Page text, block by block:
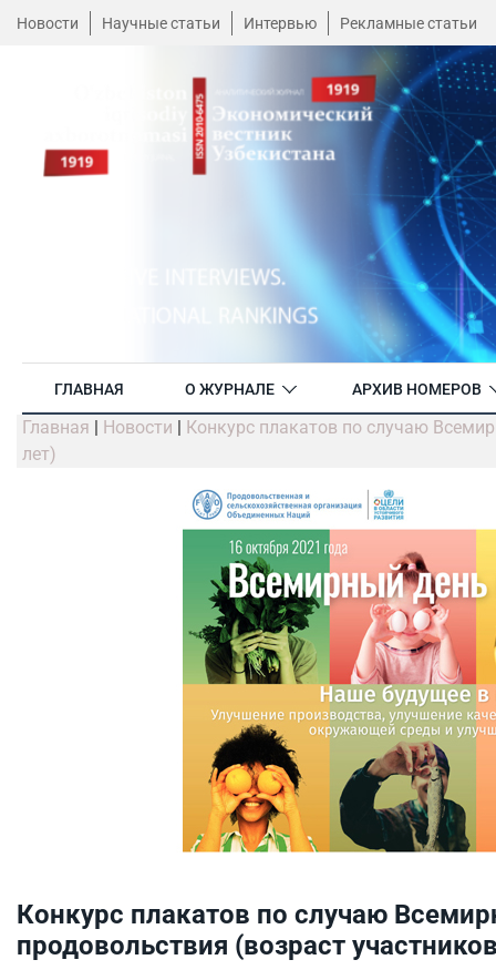
Новости Научные статьи Интервью Рекламные статьи
ГЛАВНАЯ О ЖУРНАЛЕ АРХИВ НОМЕРОВ
Главная | Новости | Конкурс плакатов по случаю
лет)
Конкурс плакатов по случаю
продовольствия (возраст